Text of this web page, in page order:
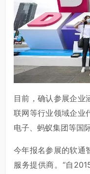
目前，确认参展企业
联网等行业领域企业
电子、蚂蚁集团等国
今年报名参展的软通
服务提供商。“自